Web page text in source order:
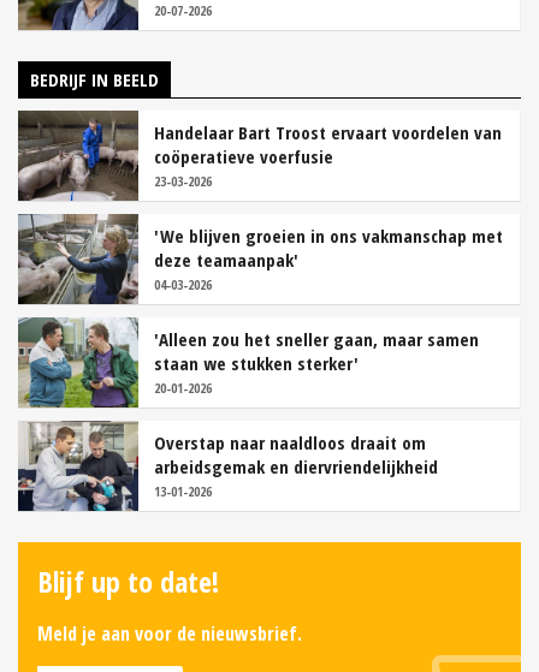
20-07-2026
BEDRIJF IN BEELD
Handelaar Bart Troost ervaart voordelen van
coöperatieve voerfusie
23-03-2026
'We blijven groeien in ons vakmanschap met
deze teamaanpak'
04-03-2026
'Alleen zou het sneller gaan, maar samen
staan we stukken sterker'
20-01-2026
Overstap naar naaldloos draait om
arbeidsgemak en diervriendelijkheid
13-01-2026
Blijf up to date!
Meld je aan voor de nieuwsbrief.